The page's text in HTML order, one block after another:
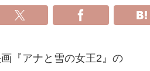
『アナと雪の女王2』の